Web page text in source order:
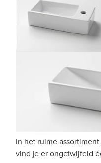
In het ruime
vind je er ongetwijfeld